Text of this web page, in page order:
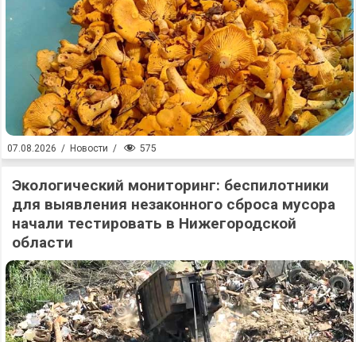
07.08.2026 / Новости / 575
Экологический мониторинг: беспилотники
для выявления незаконного сброса мусора
начали тестировать в Нижегородской
области